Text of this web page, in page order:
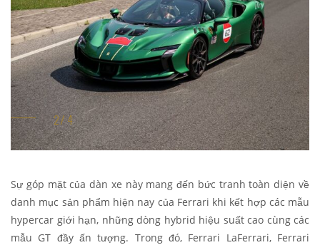
Sự góp mặt của dàn xe này mang đến bức tranh toàn diện về
danh mục sản phẩm hiện nay của Ferrari khi kết hợp các mẫu
hypercar giới hạn, những dòng hybrid hiệu suất cao cùng các
mẫu GT đầy ấn tượng. Trong đó, Ferrari LaFerrari, Ferrari